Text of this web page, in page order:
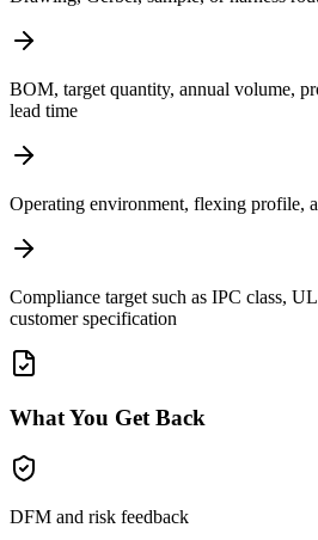
BOM, target quantity, annual volume,
lead time
Operating environment, flexing profile,
Compliance target such as IPC class,
customer specification
What You Get Back
DFM and risk feedback